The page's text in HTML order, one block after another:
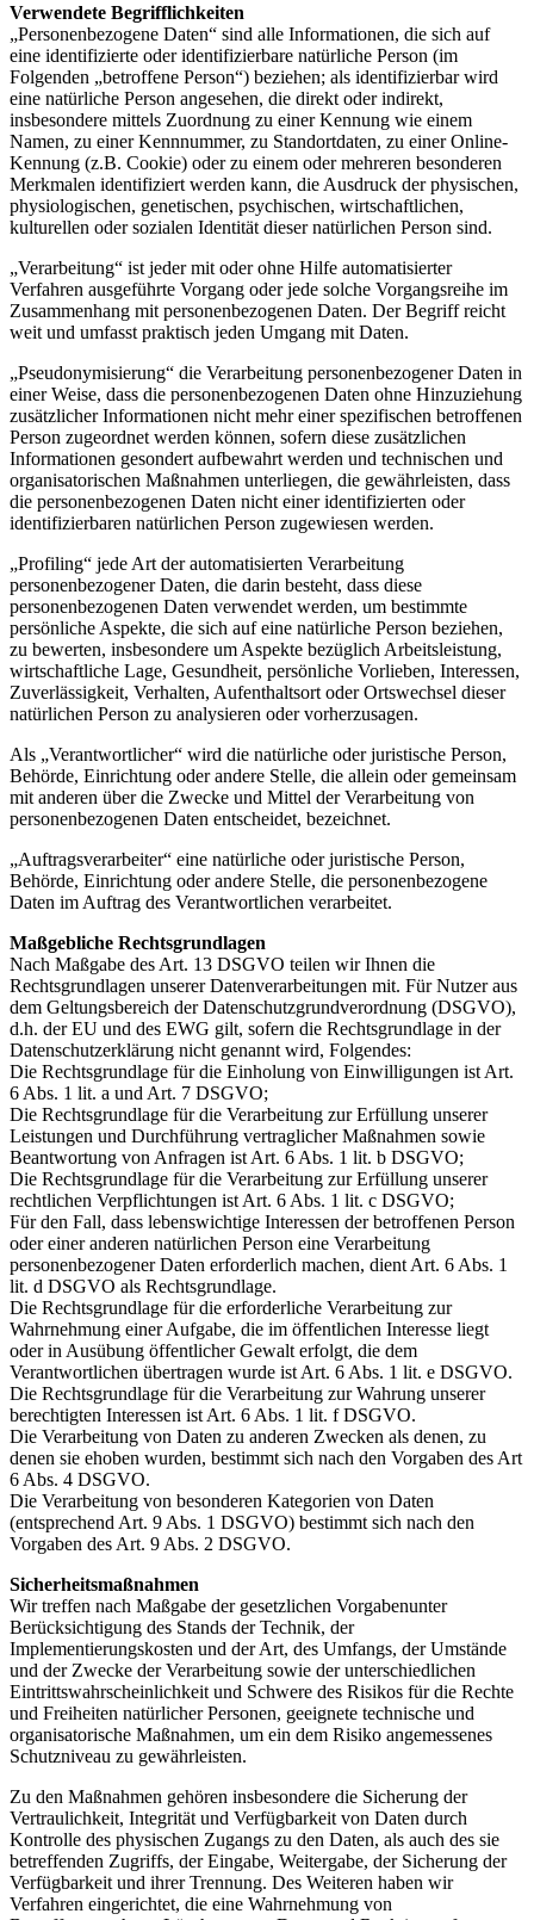
Verwendete Begrifflichkeiten
„Personenbezogene Daten“ sind alle Informationen, die sich auf
eine identifizierte oder identifizierbare natürliche Person (im
Folgenden „betroffene Person“) beziehen; als identifizierbar wird
eine natürliche Person angesehen, die direkt oder indirekt,
insbesondere mittels Zuordnung zu einer Kennung wie einem
Namen, zu einer Kennnummer, zu Standortdaten, zu einer Online-
Kennung (z.B. Cookie) oder zu einem oder mehreren besonderen
Merkmalen identifiziert werden kann, die Ausdruck der physischen,
physiologischen, genetischen, psychischen, wirtschaftlichen,
kulturellen oder sozialen Identität dieser natürlichen Person sind.
„Verarbeitung“ ist jeder mit oder ohne Hilfe automatisierter
Verfahren ausgeführte Vorgang oder jede solche Vorgangsreihe im
Zusammenhang mit personenbezogenen Daten. Der Begriff reicht
weit und umfasst praktisch jeden Umgang mit Daten.
„Pseudonymisierung“ die Verarbeitung personenbezogener Daten in
einer Weise, dass die personenbezogenen Daten ohne Hinzuziehung
zusätzlicher Informationen nicht mehr einer spezifischen betroffenen
Person zugeordnet werden können, sofern diese zusätzlichen
Informationen gesondert aufbewahrt werden und technischen und
organisatorischen Maßnahmen unterliegen, die gewährleisten, dass
die personenbezogenen Daten nicht einer identifizierten oder
identifizierbaren natürlichen Person zugewiesen werden.
„Profiling“ jede Art der automatisierten Verarbeitung
personenbezogener Daten, die darin besteht, dass diese
personenbezogenen Daten verwendet werden, um bestimmte
persönliche Aspekte, die sich auf eine natürliche Person beziehen,
zu bewerten, insbesondere um Aspekte bezüglich Arbeitsleistung,
wirtschaftliche Lage, Gesundheit, persönliche Vorlieben, Interessen,
Zuverlässigkeit, Verhalten, Aufenthaltsort oder Ortswechsel dieser
natürlichen Person zu analysieren oder vorherzusagen.
Als „Verantwortlicher“ wird die natürliche oder juristische Person,
Behörde, Einrichtung oder andere Stelle, die allein oder gemeinsam
mit anderen über die Zwecke und Mittel der Verarbeitung von
personenbezogenen Daten entscheidet, bezeichnet.
„Auftragsverarbeiter“ eine natürliche oder juristische Person,
Behörde, Einrichtung oder andere Stelle, die personenbezogene
Daten im Auftrag des Verantwortlichen verarbeitet.
Maßgebliche Rechtsgrundlagen
Nach Maßgabe des Art. 13 DSGVO teilen wir Ihnen die
Rechtsgrundlagen unserer Datenverarbeitungen mit. Für Nutzer aus
dem Geltungsbereich der Datenschutzgrundverordnung (DSGVO),
d.h. der EU und des EWG gilt, sofern die Rechtsgrundlage in der
Datenschutzerklärung nicht genannt wird, Folgendes:
Die Rechtsgrundlage für die Einholung von Einwilligungen ist Art.
6 Abs. 1 lit. a und Art. 7 DSGVO;
Die Rechtsgrundlage für die Verarbeitung zur Erfüllung unserer
Leistungen und Durchführung vertraglicher Maßnahmen sowie
Beantwortung von Anfragen ist Art. 6 Abs. 1 lit. b DSGVO;
Die Rechtsgrundlage für die Verarbeitung zur Erfüllung unserer
rechtlichen Verpflichtungen ist Art. 6 Abs. 1 lit. c DSGVO;
Für den Fall, dass lebenswichtige Interessen der betroffenen Person
oder einer anderen natürlichen Person eine Verarbeitung
personenbezogener Daten erforderlich machen, dient Art. 6 Abs. 1
lit. d DSGVO als Rechtsgrundlage.
Die Rechtsgrundlage für die erforderliche Verarbeitung zur
Wahrnehmung einer Aufgabe, die im öffentlichen Interesse liegt
oder in Ausübung öffentlicher Gewalt erfolgt, die dem
Verantwortlichen übertragen wurde ist Art. 6 Abs. 1 lit. e DSGVO.
Die Rechtsgrundlage für die Verarbeitung zur Wahrung unserer
berechtigten Interessen ist Art. 6 Abs. 1 lit. f DSGVO.
Die Verarbeitung von Daten zu anderen Zwecken als denen, zu
denen sie ehoben wurden, bestimmt sich nach den Vorgaben des Art
6 Abs. 4 DSGVO.
Die Verarbeitung von besonderen Kategorien von Daten
(entsprechend Art. 9 Abs. 1 DSGVO) bestimmt sich nach den
Vorgaben des Art. 9 Abs. 2 DSGVO.
Sicherheitsmaßnahmen
Wir treffen nach Maßgabe der gesetzlichen Vorgabenunter
Berücksichtigung des Stands der Technik, der
Implementierungskosten und der Art, des Umfangs, der Umstände
und der Zwecke der Verarbeitung sowie der unterschiedlichen
Eintrittswahrscheinlichkeit und Schwere des Risikos für die Rechte
und Freiheiten natürlicher Personen, geeignete technische und
organisatorische Maßnahmen, um ein dem Risiko angemessenes
Schutzniveau zu gewährleisten.
Zu den Maßnahmen gehören insbesondere die Sicherung der
Vertraulichkeit, Integrität und Verfügbarkeit von Daten durch
Kontrolle des physischen Zugangs zu den Daten, als auch des sie
betreffenden Zugriffs, der Eingabe, Weitergabe, der Sicherung der
Verfügbarkeit und ihrer Trennung. Des Weiteren haben wir
Verfahren eingerichtet, die eine Wahrnehmung von